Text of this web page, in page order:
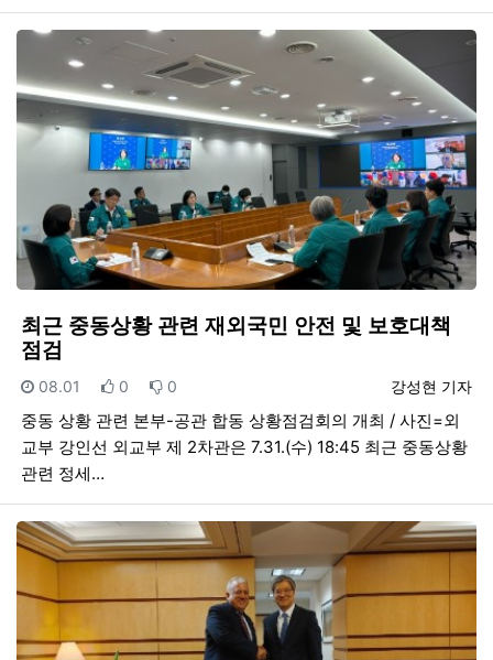
최근 중동상황 관련 재외국민 안전 및 보호대책
점검
등록자
강성현 기자
등록일
08.01 추천
0 비추천
0
중동 상황 관련 본부-공관 합동 상황점검회의 개최 / 사진=외
교부 강인선 외교부 제 2차관은 7.31.(수) 18:45 최근 중동상황
관련 정세…